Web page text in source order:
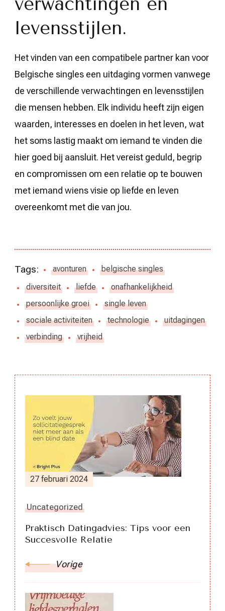
levensstijlen.
Het vinden van een compatibele partner kan voor
Belgische singles een uitdaging vormen vanwege
de verschillende verwachtingen en levensstijlen
die mensen hebben. Elk individu heeft zijn eigen
waarden, interesses en doelen in het leven, wat
het soms lastig maakt om iemand te vinden die
hier goed bij aansluit. Het vereist geduld, begrip
en compromissen om een relatie op te bouwen
met iemand wiens visie op liefde en leven
overeenkomt met die van jou.
Tags: avonturen
belgische singles
diversiteit
liefde
onafhankelijkheid
persoonlijke groei
single leven
sociale activiteiten
technologie
uitdagingen
verbinding
vrijheid
Berichtnavigatie
27 februari 2024
Uncategorized
Praktisch Datingadvies: Tips voor een
Succesvolle Relatie
Vorige